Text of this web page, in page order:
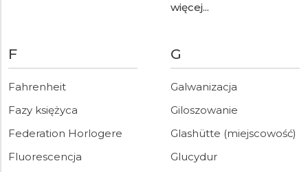
więcej...
F
Fahrenheit
Fazy księżyca
Federation Horlogere
Fluorescencja
G
Galwanizacja
Giloszowanie
Glashütte (miejscowość)
Glucydur